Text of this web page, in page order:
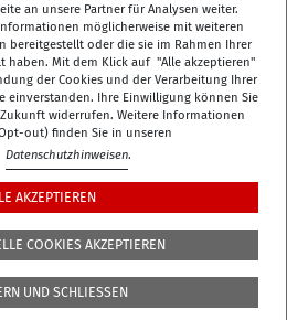
(DZA)
Straße 2
Str./Ecke Dudenstr.
an unsere Partner für Analysen weiter.
möglicherweise mit weiteren
bereitgestellt oder die sie im Rahmen Ihrer
haben. Mit dem Klick auf "Alle akzeptieren"
der Cookies und der Verarbeitung Ihrer
einverstanden. Ihre Einwilligung können Sie
widerrufen. Weitere Informationen
out) finden Sie in unseren
Datenschutzhinweisen.
AKZEPTIEREN
COOKIES AKZEPTIEREN
UND SCHLIESSEN